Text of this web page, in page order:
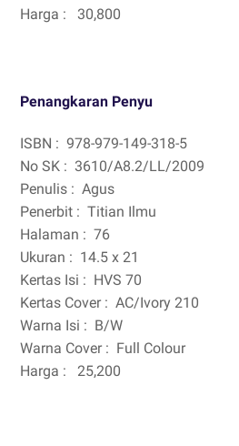
Harga :
30,800
Penangkaran Penyu
ISBN : 978-979-149-318-5
No SK : 3610/A8.2/LL/2009
Penulis : Agus
Penerbit : Titian Ilmu
Halaman : 76
Ukuran : 14.5 x 21
Kertas Isi : HVS 70
Kertas Cover : AC/Ivory 210
Warna Isi : B/W
Warna Cover : Full Colour
Harga :
25,200